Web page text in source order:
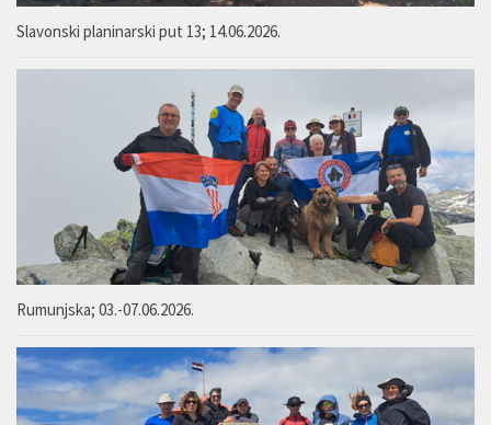
Slavonski planinarski put 13; 14.06.2026.
Rumunjska; 03.-07.06.2026.